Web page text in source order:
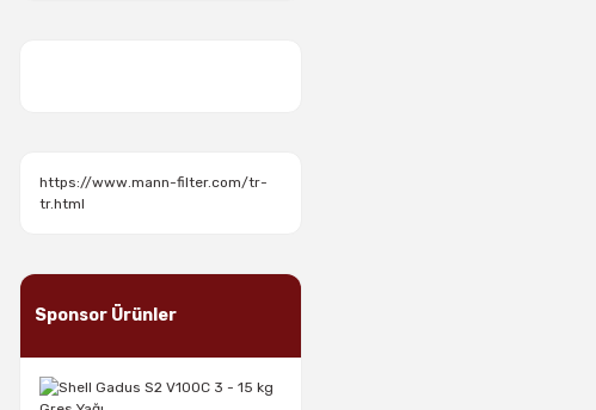
https://www.mann-filter.com/tr-
tr.html
Sponsor Ürünler